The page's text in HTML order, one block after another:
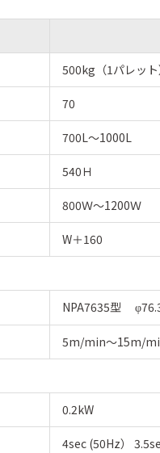
500kg（1パレット
70
700L〜1000L
540Ｈ
800Ｗ〜1200Ｗ
W＋160
NPA7635型 φ
5m/min〜15m/
0.2kW
4sec (50Hz）